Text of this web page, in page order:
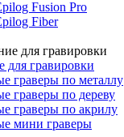
Fusion Pro
Fiber
для гравировки
граверы по металлу
граверы по дереву
граверы по акрилу
мини граверы